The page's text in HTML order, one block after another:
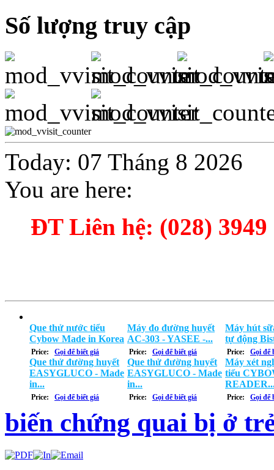
Số lượng truy cập
Today: 07 Tháng 8 2026
You are here:
ĐT Liên hệ: (028) 3949
Que thử nước tiểu
Cybow Made in Korea
Price: Gọi để biết giá
Máy đo đường huyết
AC-303 - YASEE -...
Price: Gọi để biết giá
Máy hút
tự động
Price: Gọi để
Que thử đường huyết
EASYGLUCO - Made
in...
Price: Gọi để biết giá
Que thử đường huyết
EASYGLUCO - Made
in...
Price: Gọi để biết giá
Máy xét
tiểu
Price: Gọi để
biến chứng quai bị ở